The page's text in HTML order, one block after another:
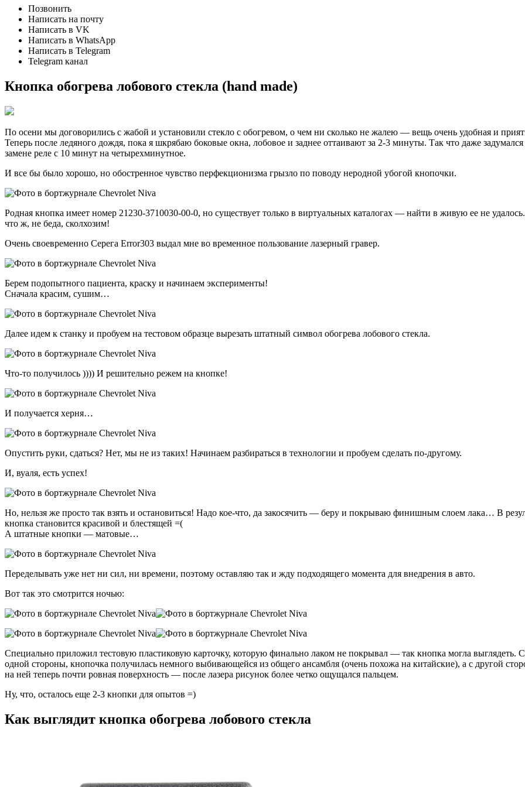
Позвонить
Написать на почту
Написать в VK
Написать в WhatsApp
Написать в Telegram
Telegram канал
Кнопка обогрева лобового стекла (hand made)
По осени мы договорились с жабой и установили стекло с обогревом, о чем ни сколько не жалею — вещь очень удобная и
Теперь после ледяного дождя, пока я шкрябаю боковые окна, лобовое и заднее оттаивают за 2-3 минуты. Так что даже задумался
замене реле с 10 минут на четырехминутное.
И все бы было хорошо, но обостренное чувство перфекционизма грызло по поводу неродной убогой кнопочки.
Родная кнопка имеет номер 21230-3710030-00-0, но существует только в виртуальных каталогах — найти в живую ее не
что ж, не беда, сколхозим!
Очень своевременно Серега Error303 выдал мне во временное пользование лазерный гравер.
Берем подопытного пациента, краску и начинаем эксперименты!
Сначала красим, сушим…
Далее идем к станку и пробуем на тестовом образце вырезать штатный символ обогрева лобового стекла.
Что-то получилось )))) И решительно режем на кнопке!
И получается херня…
Опустить руки, сдаться? Нет, мы не из таких! Начинаем разбираться в технологии и пробуем сделать по-другому.
И, вуаля, есть успех!
Но, нельзя же просто так взять и остановиться! Надо кое-что, да закосячить — беру и покрываю финишным слоем лака… В
кнопка становится красивой и блестящей =(
А штатные кнопки — матовые…
Переделывать уже нет ни сил, ни времени, поэтому оставляю так и жду подходящего момента для внедрения в авто.
Вот так это смотрится ночью:
Специально приложил тестовую пластиковую карточку, которую финально лаком не покрывал — так кнопка могла выглядеть. С
одной стороны, кнопочка получилась немного выбивающейся из общего ансамбля (очень похожа на китайские), а с другой
на ней теперь почти ровная поверхность — после лазера рисунок более четко ощущался пальцем.
Ну, что, осталось еще 2-3 кнопки для опытов =)
Как выглядит кнопка обогрева лобового стекла